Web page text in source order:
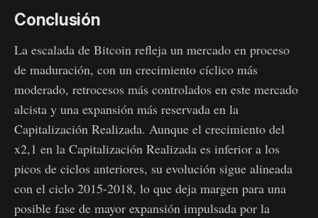
Conclusión
La escalada de Bitcoin refleja un mercado en proceso
de maduración, con un crecimiento cíclico más
moderado, retrocesos más controlados en este mercado
alcista y una expansión más reservada en la
Capitalización Realizada. Aunque el crecimiento del
x2,1 en la Capitalización Realizada es inferior a los
picos de ciclos anteriores, su evolución sigue alineada
con el ciclo 2015-2018, lo que deja margen para una
posible fase de mayor expansión impulsada por la